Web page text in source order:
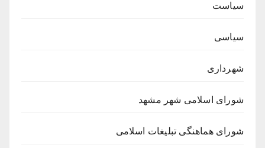
سیاست
سیاسی
شهرداری
شورای اسلامی شهر مشهد
شورای هماهنگی تبلیغات اسلامی